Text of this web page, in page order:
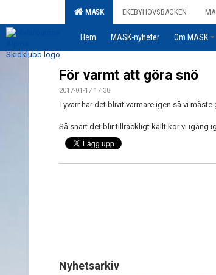
MASK EKEBYHOVSBACKEN
Hem MASK-nyheter Om MASK
För varmt att göra snö
2017-01-17 17:38
Tyvärr har det blivit varmare igen så vi
Så snart det blir tillräckligt kallt kör vi igång
Nyhetsarkiv